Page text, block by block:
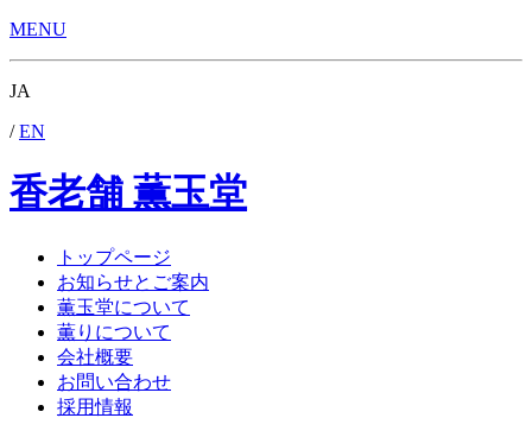
MENU
JA
/ EN
香老舗 薫玉堂
トップページ
お知らせとご案内
薫玉堂について
薫りについて
会社概要
お問い合わせ
採用情報